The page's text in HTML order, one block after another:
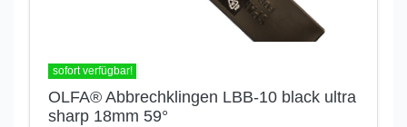
sofort verfügbar!
OLFA® Abbrechklingen LBB-10 black ultra
sharp 18mm 59°